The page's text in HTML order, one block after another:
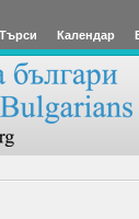
Търси Календар